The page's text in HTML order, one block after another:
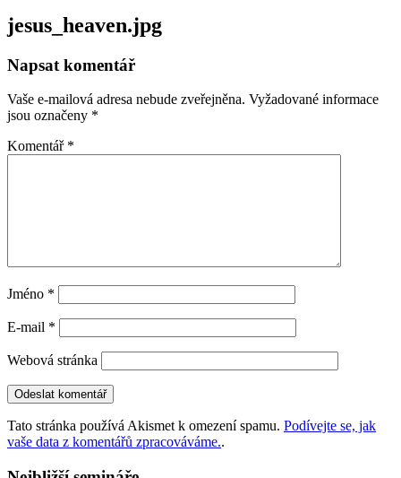
jesus_heaven.jpg
Napsat komentář
Vaše e-mailová adresa nebude zveřejněna. Vyžadované informace
jsou označeny *
Komentář *
Jméno *
E-mail *
Webová stránka
Tato stránka používá Akismet k omezení spamu. Podívejte se, jak
vaše data z komentářů zpracováváme..